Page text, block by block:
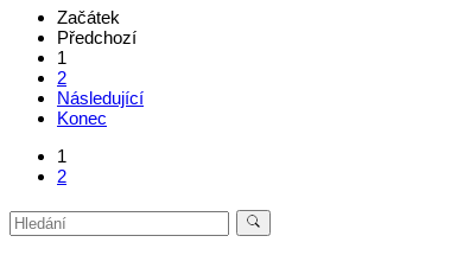
Začátek
Předchozí
1
2
Následující
Konec
1
2